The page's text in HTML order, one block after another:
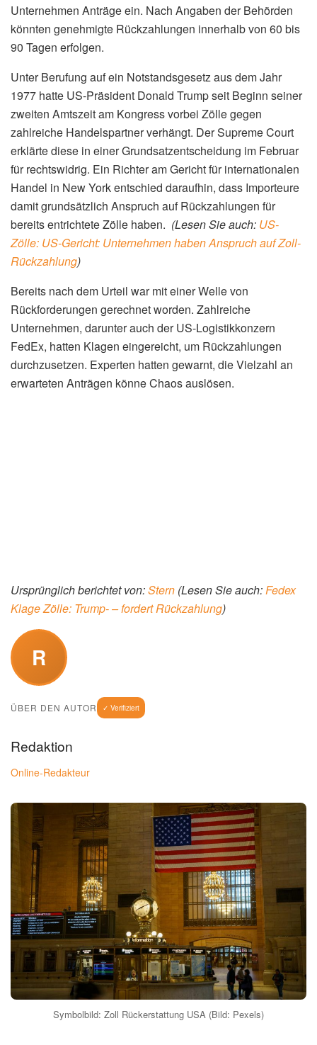
Unternehmen Anträge ein. Nach Angaben der Behörden
könnten genehmigte Rückzahlungen innerhalb von 60 bis
90 Tagen erfolgen.
Unter Berufung auf ein Notstandsgesetz aus dem Jahr
1977 hatte US-Präsident Donald Trump seit Beginn seiner
zweiten Amtszeit am Kongress vorbei Zölle gegen
zahlreiche Handelspartner verhängt. Der Supreme Court
erklärte diese in einer Grundsatzentscheidung im Februar
für rechtswidrig. Ein Richter am Gericht für internationalen
Handel in New York entschied daraufhin, dass Importeure
damit grundsätzlich Anspruch auf Rückzahlungen für
bereits entrichtete Zölle haben. (Lesen Sie auch: US-
Zölle: US-Gericht: Unternehmen haben Anspruch auf Zoll-
Rückzahlung)
Bereits nach dem Urteil war mit einer Welle von
Rückforderungen gerechnet worden. Zahlreiche
Unternehmen, darunter auch der US-Logistikkonzern
FedEx, hatten Klagen eingereicht, um Rückzahlungen
durchzusetzen. Experten hatten gewarnt, die Vielzahl an
erwarteten Anträgen könne Chaos auslösen.
Ursprünglich berichtet von:Stern (Lesen Sie auch:Fedex
Klage Zölle: Trump- – fordert Rückzahlung)
R
ÜBER DEN AUTOR ✓ Verifiziert
Redaktion
Online-Redakteur
Symbolbild: Zoll Rückerstattung USA (Bild: Pexels)